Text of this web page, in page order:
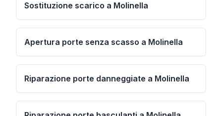
Sostituzione scarico a Molinella
Apertura porte senza scasso a Molinella
Riparazione porte danneggiate a Molinella